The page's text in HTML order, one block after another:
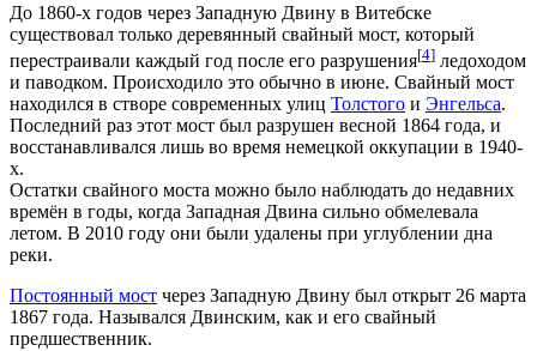
До 1860-х годов через Западную Двину в Витебске
существовал только деревянный свайный мост, который
перестраивали каждый год после его разрушения[4] ледоходом
и паводком. Происходило это обычно в июне. Свайный мост
находился в створе современных улиц Толстого и Энгельса.
Последний раз этот мост был разрушен весной 1864 года, и
восстанавливался лишь во время немецкой оккупации в 1940-
х.
Остатки свайного моста можно было наблюдать до недавних
времён в годы, когда Западная Двина сильно обмелевала
летом. В 2010 году они были удалены при углублении дна
реки.
Постоянный мост через Западную Двину был открыт 26 марта
1867 года. Назывался Двинским, как и его свайный
предшественник.